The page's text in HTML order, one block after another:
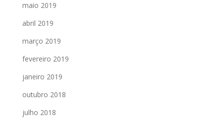
maio 2019
abril 2019
março 2019
fevereiro 2019
janeiro 2019
outubro 2018
julho 2018